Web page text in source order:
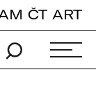
ČT ART